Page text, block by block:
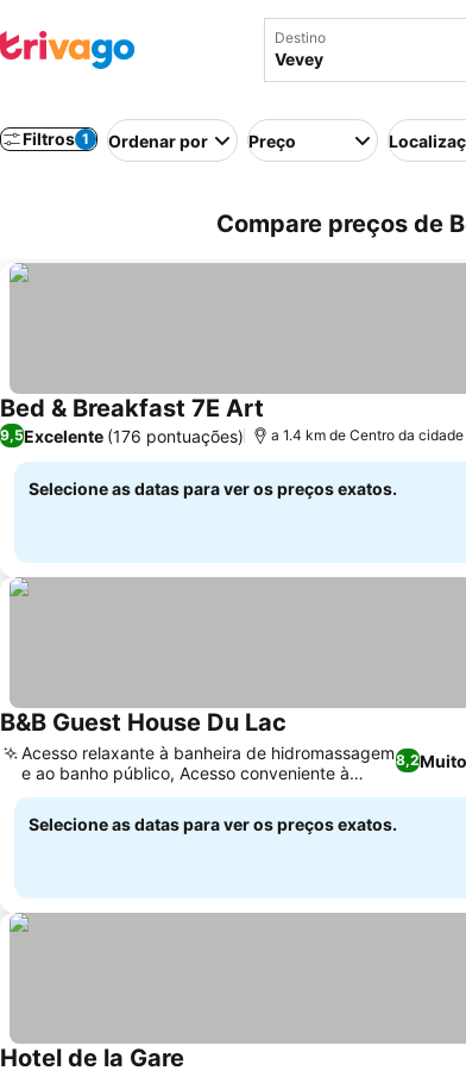
Destino
Filtros 1 Ordenar por Preço
Compare preços de
Bed & Breakfast 7E Art
9,5Excelente (176 pontuações) a 1.4 km de Centro da cidade
Selecione as datas para ver os preços exatos.
B&B Guest House Du Lac
8,2
Acesso relaxante à banheira de hidromassagem
e ao banho público, Acesso conveniente à
cozinha compartilhada
Selecione as datas para ver os preços exatos.
Hotel de la Gare